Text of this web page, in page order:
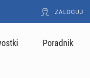
ZALOGUJ
Poradnik